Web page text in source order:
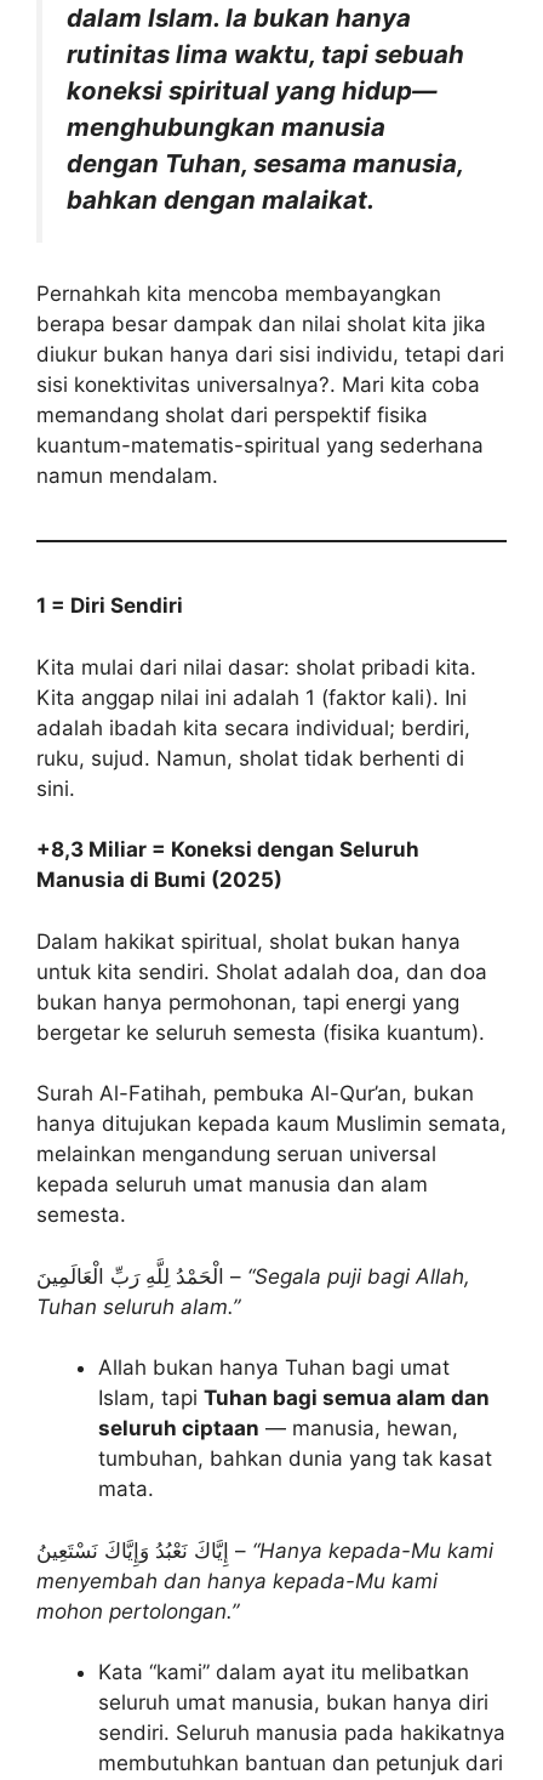
dalam Islam. Ia bukan hanya
rutinitas lima waktu, tapi sebuah
koneksi spiritual yang hidup—
menghubungkan manusia
dengan Tuhan, sesama manusia,
bahkan dengan malaikat.
Pernahkah kita mencoba membayangkan
berapa besar dampak dan nilai sholat kita jika
diukur bukan hanya dari sisi individu, tetapi dari
sisi konektivitas universalnya?. Mari kita coba
memandang sholat dari perspektif fisika
kuantum-matematis-spiritual yang sederhana
namun mendalam.
1 = Diri Sendiri
Kita mulai dari nilai dasar: sholat pribadi kita.
Kita anggap nilai ini adalah 1 (faktor kali). Ini
adalah ibadah kita secara individual; berdiri,
ruku, sujud. Namun, sholat tidak berhenti di
sini.
+8,3 Miliar = Koneksi dengan Seluruh
Manusia di Bumi (2025)
Dalam hakikat spiritual, sholat bukan hanya
untuk kita sendiri. Sholat adalah doa, dan doa
bukan hanya permohonan, tapi energi yang
bergetar ke seluruh semesta (fisika kuantum).
Surah Al-Fatihah, pembuka Al-Qur’an, bukan
hanya ditujukan kepada kaum Muslimin semata,
melainkan mengandung seruan universal
kepada seluruh umat manusia dan alam
semesta.
الْحَمْدُ لِلَّهِ رَبِّ الْعَالَمِينَ – “Segala puji bagi Allah,
Tuhan seluruh alam.”
Allah bukan hanya Tuhan bagi umat
Islam, tapi Tuhan bagi semua alam dan
seluruh ciptaan — manusia, hewan,
tumbuhan, bahkan dunia yang tak kasat
mata.
إِيَّاكَ نَعْبُدُ وَإِيَّاكَ نَسْتَعِينُ – “Hanya kepada-Mu kami
menyembah dan hanya kepada-Mu kami
mohon pertolongan.”
Kata “kami” dalam ayat itu melibatkan
seluruh umat manusia, bukan hanya diri
sendiri. Seluruh manusia pada hakikatnya
membutuhkan bantuan dan petunjuk dari